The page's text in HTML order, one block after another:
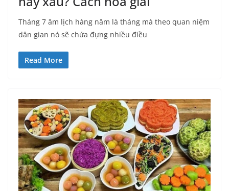
Tháng 7 âm lịch hàng năm là tháng mà theo quan niệm
dân gian nó sẽ chứa đựng nhiều điều
Read More